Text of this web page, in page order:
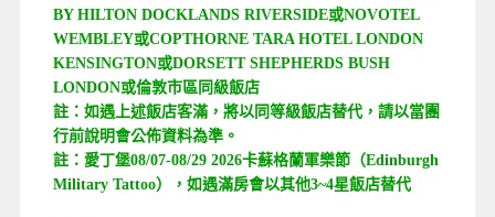
BY HILTON DOCKLANDS RIVERSIDE或NOVOTEL
WEMBLEY或COPTHORNE TARA HOTEL LONDON
KENSINGTON或DORSETT SHEPHERDS BUSH
LONDON或倫敦市區同級飯店
註：如遇上述飯店客滿，將以同等級飯店替代，請以當團
行前說明會公佈資料為準。
註：愛丁堡08/07-08/29 2026卡蘇格蘭軍樂節（Edinburgh
Military Tattoo），如遇滿房會以其他3~4星飯店替代